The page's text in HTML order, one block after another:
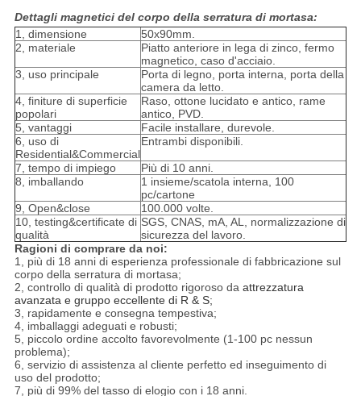
Dettagli magnetici del corpo della serratura di mortasa:
1, dimensione
50x90mm.
2, materiale
Piatto anteriore in lega di zinco, fermo
magnetico, caso d'acciaio.
3, uso principale
Porta di legno, porta interna, porta della
camera da letto.
4, finiture di superficie
popolari
Raso, ottone lucidato e antico, rame
antico, PVD.
5, vantaggi
Facile installare, durevole.
6, uso di
Residential&Commercial
Entrambi disponibili.
7, tempo di impiego
Più di 10 anni.
8, imballando
1 insieme/scatola interna, 100
pc/cartone
9, Open&close
100.000 volte.
10, testing&certificate di
qualità
SGS, CNAS, mA, AL, normalizzazione di
sicurezza del lavoro.
Ragioni di comprare da noi:
1, più di 18 anni di esperienza professionale di fabbricazione sul
corpo della serratura di mortasa;
2, controllo di qualità di prodotto rigoroso da attrezzatura
avanzata e gruppo eccellente di R & S;
3, rapidamente e consegna tempestiva;
4, imballaggi adeguati e robusti;
5, piccolo ordine accolto favorevolmente (1-100 pc nessun
problema);
6, servizio di assistenza al cliente perfetto ed inseguimento di
uso del prodotto;
7, più di 99% del tasso di elogio con i 18 anni.